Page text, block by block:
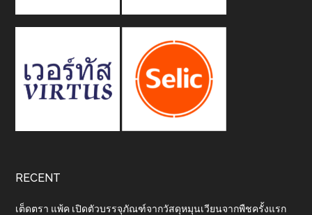
RECENT
เต็ดตรา แพ้ค เปิดตัวบรรจุภัณฑ์จากวัสดุหมุนเวียนจากพืชครั้งแรก